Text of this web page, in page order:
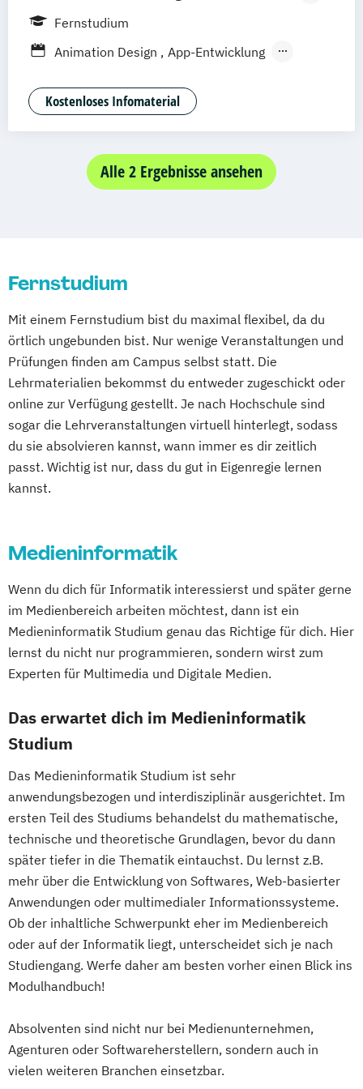
Bonn
Nürnberg
Zürich Rostock Dortmund
Fernstudium
Animation Design
App-Entwicklung
Game Development
Industriedesign
Kommunikationsdesign
Kostenloses Infomaterial
Alle 2 Ergebnisse ansehen
Fernstudium
Mit einem Fernstudium bist du maximal flexibel, da du
örtlich ungebunden bist. Nur wenige Veranstaltungen und
Prüfungen finden am Campus selbst statt. Die
Lehrmaterialien bekommst du entweder zugeschickt oder
online zur Verfügung gestellt. Je nach Hochschule sind
sogar die Lehrveranstaltungen virtuell hinterlegt, sodass
du sie absolvieren kannst, wann immer es dir zeitlich
passt. Wichtig ist nur, dass du gut in Eigenregie lernen
kannst.
Medieninformatik
Wenn du dich für Informatik interessierst und später gerne
im Medienbereich arbeiten möchtest, dann ist ein
Medieninformatik Studium genau das Richtige für dich. Hier
lernst du nicht nur programmieren, sondern wirst zum
Experten für Multimedia und Digitale Medien.
Das erwartet dich im Medieninformatik
Studium
Das Medieninformatik Studium ist sehr
anwendungsbezogen und interdisziplinär ausgerichtet. Im
ersten Teil des Studiums behandelst du mathematische,
technische und theoretische Grundlagen, bevor du dann
später tiefer in die Thematik eintauchst. Du lernst z.B.
mehr über die Entwicklung von Softwares, Web-basierter
Anwendungen oder multimedialer Informationssysteme.
Ob der inhaltliche Schwerpunkt eher im Medienbereich
oder auf der Informatik liegt, unterscheidet sich je nach
Studiengang. Werfe daher am besten vorher einen Blick ins
Modulhandbuch!
Absolventen sind nicht nur bei Medienunternehmen,
Agenturen oder Softwareherstellern, sondern auch in
vielen weiteren Branchen einsetzbar.